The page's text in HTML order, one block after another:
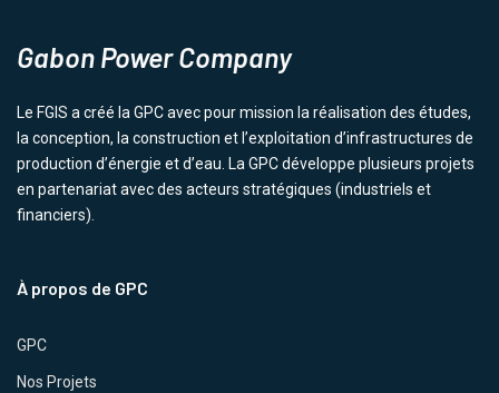
Gabon Power Company
Le FGIS a créé la GPC avec pour mission la réalisation des études,
la conception, la construction et l’exploitation d’infrastructures de
production d’énergie et d’eau. La GPC développe plusieurs projets
en partenariat avec des acteurs stratégiques (industriels et
financiers).
À propos de GPC
GPC
Nos Projets